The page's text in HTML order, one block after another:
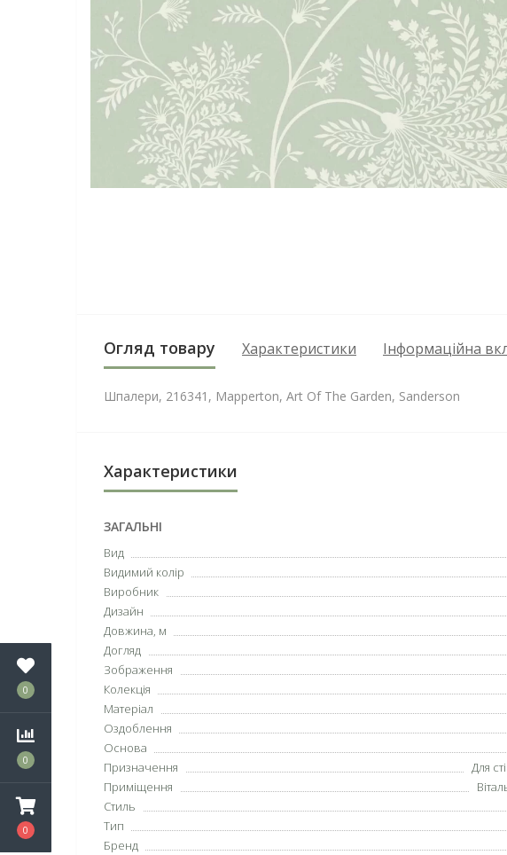
0
0
0
Огляд товару Характеристики Інформаційна
Шпалери, 216341, Mapperton, Art Of The Garden, Sanderson
Характеристики
ЗАГАЛЬНІ
Вид
Видимий колір
Виробник
Дизайн
Довжина, м
Догляд
Зображення
Колекція
Матеріал
Оздоблення
Основа
Призначення
Для
Приміщення
Стиль
Тип
Бренд